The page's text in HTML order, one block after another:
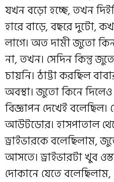
যখন বড়ো হচ্ছে, তখন
হারে বাড়ে, বছরে দুটো,
লাগে। অত দামী জুতো
না, তখন। সেদিন কিন্তু
চায়নি। ঠাট্টা করছিল
অবস্থা। জুতো কিনে
বিজ্ঞাপন দেখেই
আউটডোর। হাসপাতাল
ড্রাইভারকে বলেছিলাম,
আসতে। ড্রাইভারটা খুব
দোকানে যেতে বলেছিলাম,